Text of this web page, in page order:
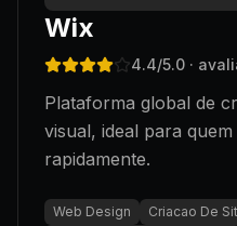
Wix
4.4/5.0 ·
Plataforma global de
visual, ideal para
rapidamente.
Web Design Criacao De